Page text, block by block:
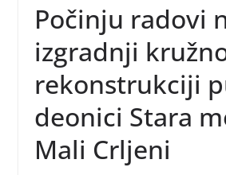
Počinju radovi
izgradnji
rekonstrukciji
deonici Stara
Mali Crljeni